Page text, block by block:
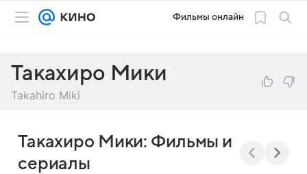
Фильмы онлайн
Такахиро Мики
Takahiro Miki
Такахиро Мики: Фильмы и
сериалы